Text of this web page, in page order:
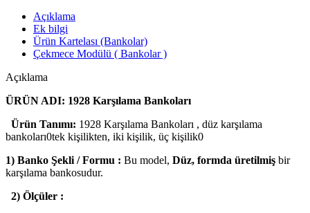
Açıklama
Ek bilgi
Ürün Kartelası (Bankolar)
Çekmece Modülü ( Bankolar )
Açıklama
ÜRÜN ADI: 1928 Karşılama Bankoları
Ürün Tanımı: 1928 Karşılama Bankoları , düz karşılama
bankoları0tek kişilikten, iki kişilik, üç kişilik0
1) Banko Şekli / Formu : Bu model, Düz, formda üretilmiş bir
karşılama bankosudur.
2) Ölçüler :